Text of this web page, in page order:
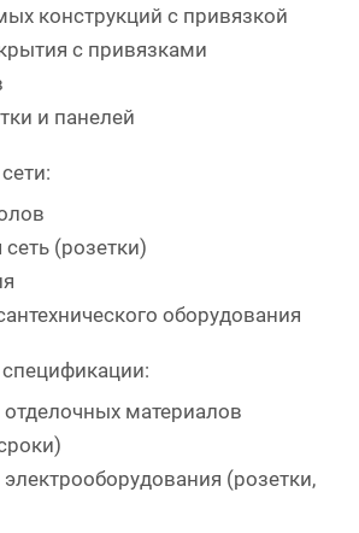
конструкций с привязкой
с привязками
и панелей
сеть (розетки)
оборудования
материалов
(розетки,